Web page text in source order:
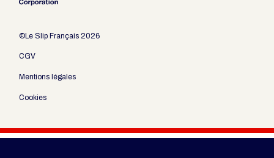
©Le Slip Français 2026
CGV
Mentions légales
Cookies